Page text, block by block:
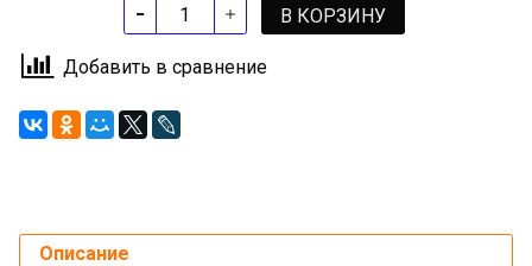
В КОРЗИНУ
Добавить в сравнение
Описание